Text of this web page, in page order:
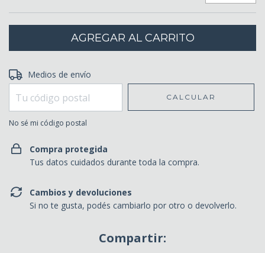
Entregas para el CP:
Medios de envío
CALCULAR
No sé mi código postal
Compra protegida
Tus datos cuidados durante toda la compra.
Cambios y devoluciones
Si no te gusta, podés cambiarlo por otro o devolverlo.
Compartir: